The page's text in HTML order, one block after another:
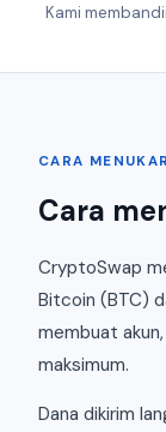
Kami
CARA MENUKAR
Cara
CryptoSwap
Bitcoin (BTC)
membuat
maksimum.
Dana dikirim